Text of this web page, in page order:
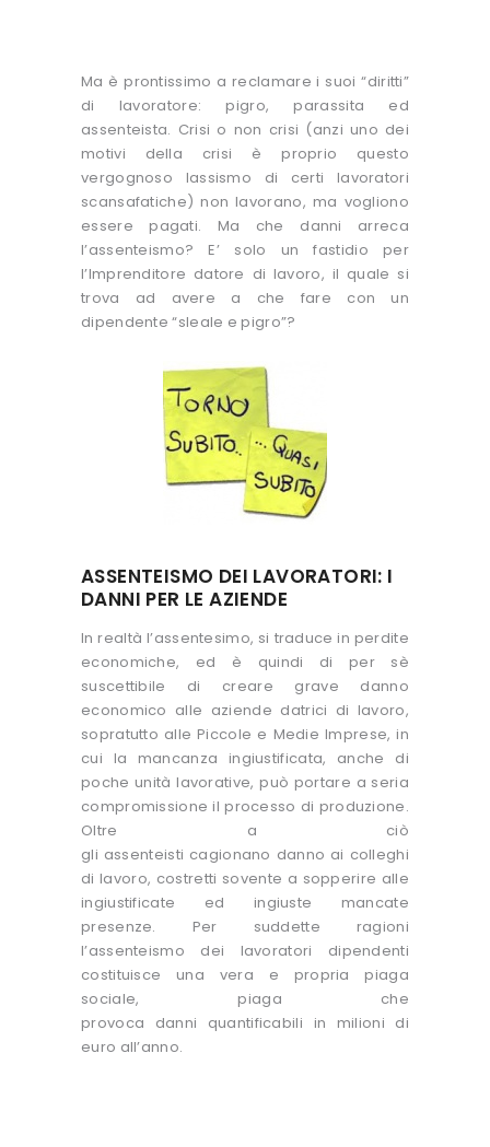
Ma è prontissimo a reclamare i suoi “diritti”
di lavoratore: pigro, parassita ed
assenteista. Crisi o non crisi (anzi uno dei
motivi della crisi è proprio questo
vergognoso lassismo di certi lavoratori
scansafatiche) non lavorano, ma vogliono
essere pagati. Ma che danni arreca
l’assenteismo? E’ solo un fastidio per
l’Imprenditore datore di lavoro, il quale si
trova ad avere a che fare con un
dipendente “sleale e pigro”?
ASSENTEISMO DEI LAVORATORI: I
DANNI PER LE AZIENDE
In realtà l’assentesimo, si traduce in perdite
economiche, ed è quindi di per sè
suscettibile di creare grave danno
economico alle aziende datrici di lavoro,
sopratutto alle Piccole e Medie Imprese, in
cui la mancanza ingiustificata, anche di
poche unità lavorative, può portare a seria
compromissione il processo di produzione.
Oltre a ciò
gli assenteisti cagionano danno ai colleghi
di lavoro, costretti sovente a sopperire alle
ingiustificate ed ingiuste mancate
presenze. Per suddette ragioni
l’assenteismo dei lavoratori dipendenti
costituisce una vera e propria piaga
sociale, piaga che
provoca danni quantificabili in milioni di
euro all’anno.